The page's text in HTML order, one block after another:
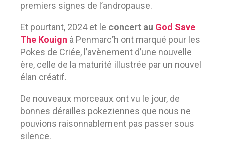
premiers signes de l’andropause.
Et pourtant, 2024 et le concert au God Save
The Kouign à Penmarc’h ont marqué pour les
Pokes de Criée, l’avènement d’une nouvelle
ère, celle de la maturité illustrée par un nouvel
élan créatif.
De nouveaux morceaux ont vu le jour, de
bonnes dérailles pokeziennes que nous ne
pouvions raisonnablement pas passer sous
silence.